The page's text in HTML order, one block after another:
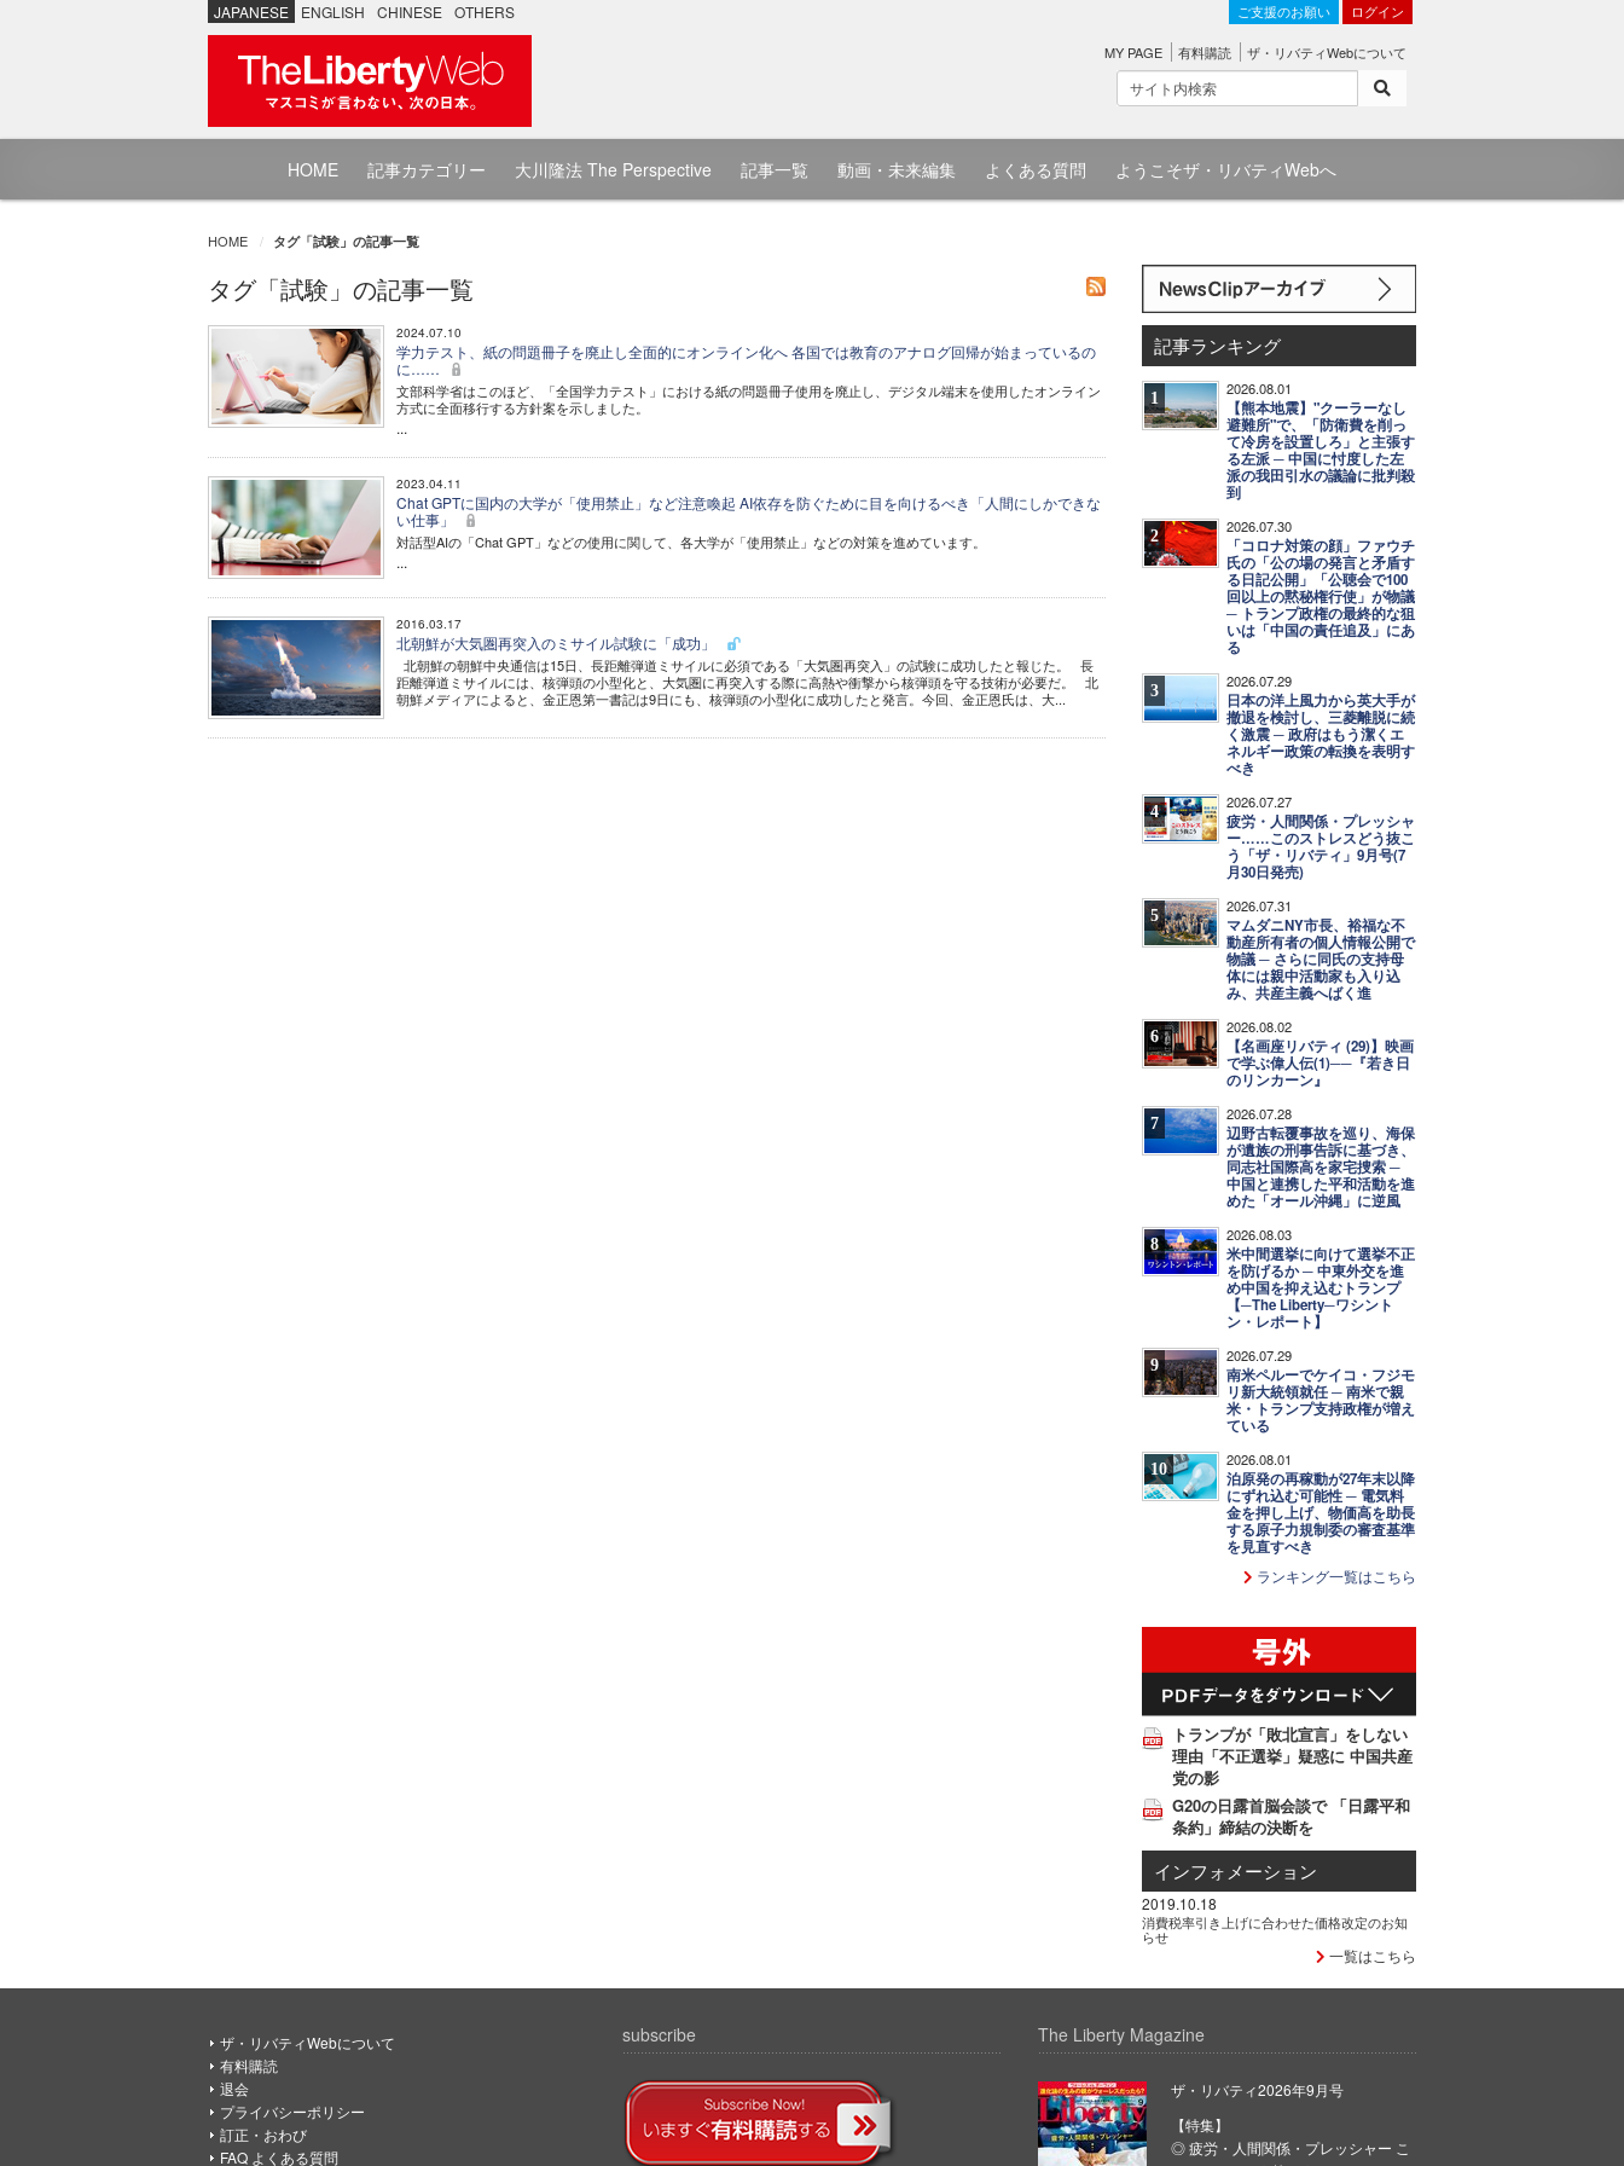
JAPANESE ENGLISH CHINESE OTHERS ご支援のお願い ログイン
MY PAGE 有料購読 ザ・リバティWebについて
HOME 記事カテゴリー 大川隆法 The Perspective 記事一覧 動画・未来編集 よくある質問 ようこそザ・リバティWebへ
HOME タグ「試験」の記事一覧
タグ「試験」の記事一覧
2024.07.10
学力テスト、紙の問題冊子を廃止し全面的にオンライン化へ 各国では教育のアナログ回帰が始まっているの
に……
文部科学省はこのほど、「全国学力テスト」における紙の問題冊子使用を廃止し、デジタル端末を使用したオンライン
方式に全面移行する方針案を示しました。
...
2023.04.11
Chat GPTに国内の大学が「使用禁止」など注意喚起 AI依存を防ぐために目を向けるべき「人間にしかできな
い仕事」
対話型AIの「Chat GPT」などの使用に関して、各大学が「使用禁止」などの対策を進めています。
...
2016.03.17
北朝鮮が大気圏再突入のミサイル試験に「成功」
北朝鮮の朝鮮中央通信は15日、長距離弾道ミサイルに必須である「大気圏再突入」の試験に成功したと報じた。 長
距離弾道ミサイルには、核弾頭の小型化と、大気圏に再突入する際に高熱や衝撃から核弾頭を守る技術が必要だ。 北
朝鮮メディアによると、金正恩第一書記は9日にも、核弾頭の小型化に成功したと発言。今回、金正恩氏は、大...
記事ランキング
1 2026.08.01
【熊本地震】"クーラーなし
避難所"で、「防衛費を削っ
て冷房を設置しろ」と主張す
る左派 ─ 中国に忖度した左
派の我田引水の議論に批判殺
到
2 2026.07.30
「コロナ対策の顔」ファウチ
氏の「公の場の発言と矛盾す
る日記公開」「公聴会で100
回以上の黙秘権行使」が物議
─ トランプ政権の最終的な狙
いは「中国の責任追及」にあ
る
3 2026.07.29
日本の洋上風力から英大手が
撤退を検討し、三菱離脱に続
く激震 ─ 政府はもう潔くエ
ネルギー政策の転換を表明す
べき
4 2026.07.27
疲労・人間関係・プレッシャ
ー……このストレスどう抜こ
う「ザ・リバティ」9月号(7
月30日発売)
5 2026.07.31
マムダニNY市長、裕福な不
動産所有者の個人情報公開で
物議 ─ さらに同氏の支持母
体には親中活動家も入り込
み、共産主義へばく進
6 2026.08.02
【名画座リバティ (29)】映画
で学ぶ偉人伝(1)──『若き日
のリンカーン』
7 2026.07.28
辺野古転覆事故を巡り、海保
が遺族の刑事告訴に基づき、
同志社国際高を家宅捜索 ─
中国と連携した平和活動を進
めた「オール沖縄」に逆風
8 2026.08.03
米中間選挙に向けて選挙不正
を防げるか ─ 中東外交を進
め中国を抑え込むトランプ
【─The Liberty─ワシント
ン・レポート】
9 2026.07.29
南米ペルーでケイコ・フジモ
リ新大統領就任 ─ 南米で親
米・トランプ支持政権が増え
ている
10 2026.08.01
泊原発の再稼動が27年末以降
にずれ込む可能性 ─ 電気料
金を押し上げ、物価高を助長
する原子力規制委の審査基準
を見直すべき
ランキング一覧はこちら
トランプが「敗北宣言」をしない
理由「不正選挙」疑惑に 中国共産
党の影
G20の日露首脳会談で 「日露平和
条約」締結の決断を
インフォメーション
2019.10.18
消費税率引き上げに合わせた価格改定のお知
らせ
一覧はこちら
ザ・リバティWebについて
有料購読
退会
プライバシーポリシー
訂正・おわび
FAQ よくある質問
subscribe The Liberty Magazine
ザ・リバティ2026年9月号
【特集】
◎ 疲労・人間関係・プレッシャー こ